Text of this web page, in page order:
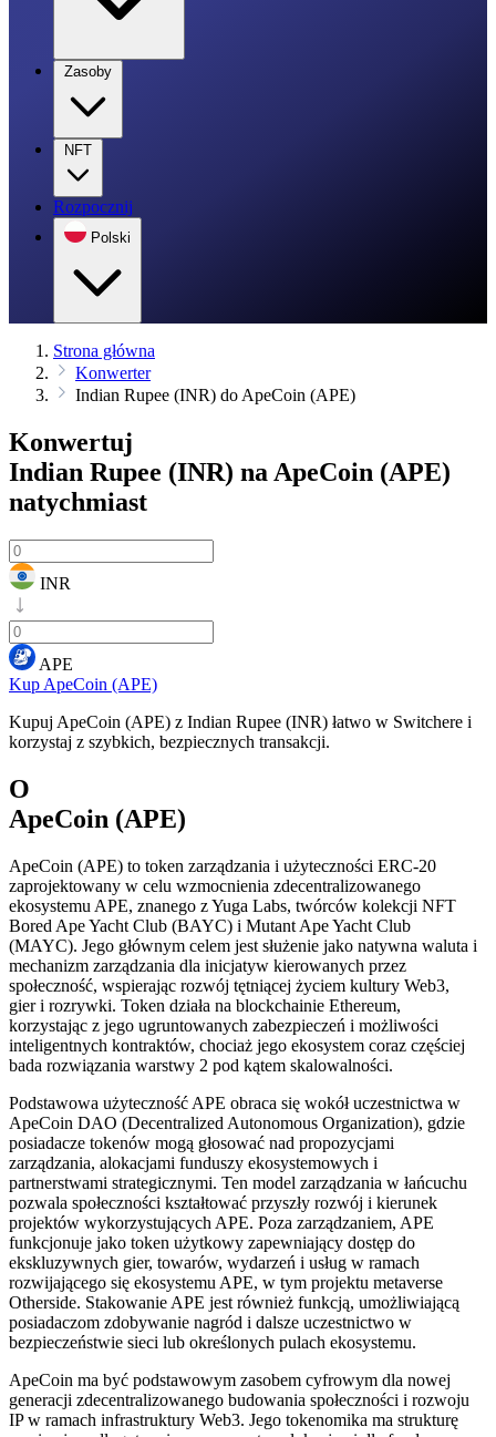
Zasoby
NFT
Rozpocznij
Polski
Strona główna
Konwerter
Indian Rupee (INR) do ApeCoin (APE)
Konwertuj
Indian Rupee (INR) na ApeCoin (APE)
natychmiast
INR
APE
Kup ApeCoin (APE)
Kupuj ApeCoin (APE) z Indian Rupee (INR) łatwo w Switchere i
korzystaj z szybkich, bezpiecznych transakcji.
O
ApeCoin (APE)
ApeCoin (APE) to token zarządzania i użyteczności ERC-20
zaprojektowany w celu wzmocnienia zdecentralizowanego
ekosystemu APE, znanego z Yuga Labs, twórców kolekcji NFT
Bored Ape Yacht Club (BAYC) i Mutant Ape Yacht Club
(MAYC). Jego głównym celem jest służenie jako natywna waluta i
mechanizm zarządzania dla inicjatyw kierowanych przez
społeczność, wspierając rozwój tętniącej życiem kultury Web3,
gier i rozrywki. Token działa na blockchainie Ethereum,
korzystając z jego ugruntowanych zabezpieczeń i możliwości
inteligentnych kontraktów, chociaż jego ekosystem coraz częściej
bada rozwiązania warstwy 2 pod kątem skalowalności.
Podstawowa użyteczność APE obraca się wokół uczestnictwa w
ApeCoin DAO (Decentralized Autonomous Organization), gdzie
posiadacze tokenów mogą głosować nad propozycjami
zarządzania, alokacjami funduszy ekosystemowych i
partnerstwami strategicznymi. Ten model zarządzania w łańcuchu
pozwala społeczności kształtować przyszły rozwój i kierunek
projektów wykorzystujących APE. Poza zarządzaniem, APE
funkcjonuje jako token użytkowy zapewniający dostęp do
ekskluzywnych gier, towarów, wydarzeń i usług w ramach
rozwijającego się ekosystemu APE, w tym projektu metaverse
Otherside. Stakowanie APE jest również funkcją, umożliwiającą
posiadaczom zdobywanie nagród i dalsze uczestnictwo w
bezpieczeństwie sieci lub określonych pulach ekosystemu.
ApeCoin ma być podstawowym zasobem cyfrowym dla nowej
generacji zdecentralizowanego budowania społeczności i rozwoju
IP w ramach infrastruktury Web3. Jego tokenomika ma strukturę